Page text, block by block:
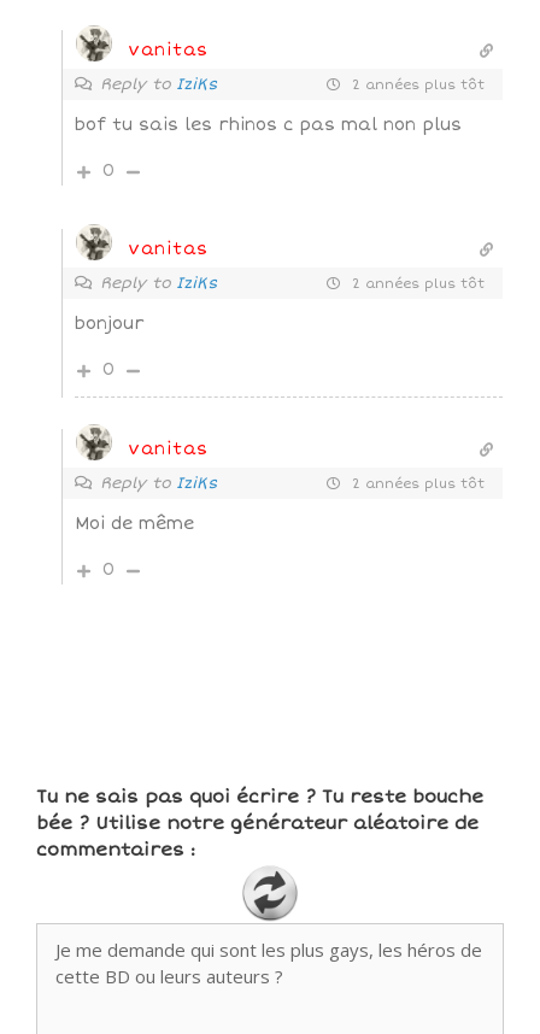
vanitas
Reply to IziKs 2 années plus tôt
bof tu sais les rhinos c pas mal non plus
0
vanitas
Reply to IziKs 2 années plus tôt
bonjour
0
vanitas
Reply to IziKs 2 années plus tôt
Moi de même
0
Tu ne sais pas quoi écrire ? Tu reste bouche
bée ? Utilise notre générateur aléatoire de
commentaires :